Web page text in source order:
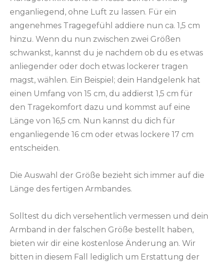
enganliegend, ohne Luft zu lassen. Für ein
angenehmes Tragegefühl addiere nun ca. 1,5 cm
hinzu. Wenn du nun zwischen zwei Größen
schwankst, kannst du je nachdem ob du es etwas
anliegender oder doch etwas lockerer tragen
magst, wählen. Ein Beispiel; dein Handgelenk hat
einen Umfang von 15 cm, du addierst 1,5 cm für
den Tragekomfort dazu und kommst auf eine
Länge von 16,5 cm. Nun kannst du dich für
enganliegende 16 cm oder etwas lockere 17 cm
entscheiden.
Die Auswahl der Größe bezieht sich immer auf die
Länge des fertigen Armbandes.
Solltest du dich versehentlich vermessen und dein
Armband in der falschen Größe bestellt haben,
bieten wir dir eine kostenlose Änderung an. Wir
bitten in diesem Fall lediglich um Erstattung der